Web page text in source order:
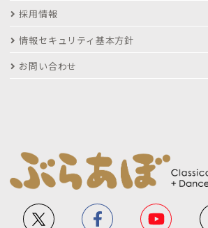
採用情報
情報セキュリティ基本方針
お問い合わせ